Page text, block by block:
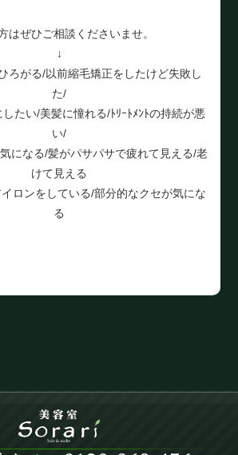
はぜひご相談くださいませ。
↓
ろがる/以前縮毛矯正をしたけど失敗し
た/
たい/美髪に憧れる/ﾄﾘｰﾄﾒﾝﾄの持続が悪
い/
になる/髪がパサパサで疲れて見える/老
けて見える
ロンをしている/部分的なクセが気にな
る